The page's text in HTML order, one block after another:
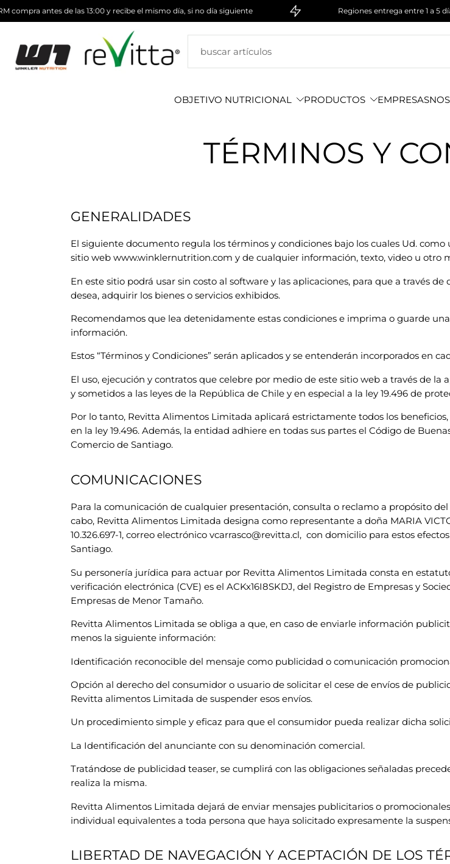
saltar
contenido
antes de las 13:00 y recibe el mismo día, si no día siguiente Regiones entrega entre 1 a 5 días
OBJETIVO NUTRICIONAL PRODUCTOS EMPRESAS
TÉRMINOS Y
GENERALIDADES
El siguiente documento regula los términos y condiciones bajo los cuales Ud.
sitio web www.winklernutrition.com y de cualquier información, texto, video u otro
En este sitio podrá usar sin costo al software y las aplicaciones, para que a través
desea, adquirir los bienes o servicios exhibidos.
Recomendamos que lea detenidamente estas condiciones e imprima o guarde
información.
Estos “Términos y Condiciones” serán aplicados y se entenderán incorporados en
El uso, ejecución y contratos que celebre por medio de este sitio web a través de
y sometidos a las leyes de la República de Chile y en especial a la ley 19.496 de
Por lo tanto, Revitta Alimentos Limitada aplicará estrictamente todos los
en la ley 19.496. Además, la entidad adhiere en todas sus partes el Código de
Comercio de Santiago.
COMUNICACIONES
Para la comunicación de cualquier presentación, consulta o reclamo a propósito
cabo, Revitta Alimentos Limitada designa como representante a doña MARIA
10.326.697-1, correo electrónico vcarrasco@revitta.cl, con domicilio para estos
Santiago.
Su personería jurídica para actuar por Revitta Alimentos Limitada consta en
verificación electrónica (CVE) es el ACKx16I8SKDJ, del Registro de Empresas y
Empresas de Menor Tamaño.
Revitta Alimentos Limitada se obliga a que, en caso de enviarle información
menos la siguiente información:
Identificación reconocible del mensaje como publicidad o comunicación
Opción al derecho del consumidor o usuario de solicitar el cese de envíos de
Revitta alimentos Limitada de suspender esos envíos.
Un procedimiento simple y eficaz para que el consumidor pueda realizar dicha
La Identificación del anunciante con su denominación comercial.
Tratándose de publicidad teaser, se cumplirá con las obligaciones señaladas
realiza la misma.
Revitta Alimentos Limitada dejará de enviar mensajes publicitarios o
individual equivalentes a toda persona que haya solicitado expresamente la
LIBERTAD DE NAVEGACIÓN Y ACEPTACIÓN DE LOS